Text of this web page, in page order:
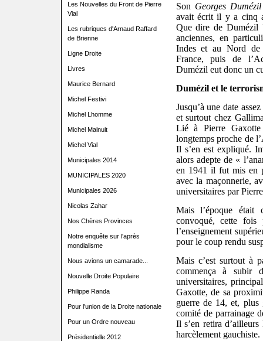
Les Nouvelles du Front de Pierre
Vial
Les rubriques d'Arnaud Raffard
de Brienne
Ligne Droite
Livres
Maurice Bernard
Michel Festivi
Michel Lhomme
Michel Malnuit
Michel Vial
Municipales 2014
MUNICIPALES 2020
Municipales 2026
Nicolas Zahar
Nos Chères Provinces
Notre enquête sur l'après
mondialisme
Nous avions un camarade...
Nouvelle Droite Populaire
Philippe Randa
Pour l'union de la Droite nationale
Pour un Ordre nouveau
Présidentielle 2012
Son Georges Dumézil
avait écrit il y a cinq
Que dire de Dumézil
anciennes, en
Indes et au Nord de
France, puis de
Dumézil eut donc un
Dumézil et le
Jusqu’à une date
et surtout chez
Lié à Pierre
longtemps proche de
Il s’en est expliqué.
alors adepte de «
en 1941 il fut mis en
avec la maçonnerie,
universitaires par
Mais l’époque était
convoqué, cette fois
l’enseignement
pour le coup rendu
Mais c’est surtout à
commença à subir
universitaires,
Gaxotte, de sa
guerre de 14, et, plus
comité de parrainage
Il s’en retira
harcèlement gauchiste.